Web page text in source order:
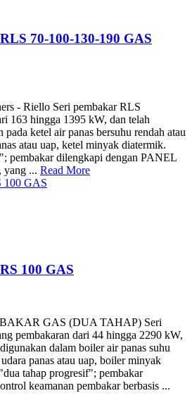
70-100-130-190 GAS
- Riello Seri pembakar RLS
163 hingga 1395 kW, dan telah
ketel air panas bersuhu rendah atau
atau uap, ketel minyak diatermik.
pembakar dilengkapi dengan PANEL
yang ... Read More
100 GAS
GAS (DUA TAHAP) Seri
pembakaran dari 44 hingga 2290 kW,
dalam boiler air panas suhu
panas atau uap, boiler minyak
tahap progresif"; pembakar
keamanan pembakar berbasis ...